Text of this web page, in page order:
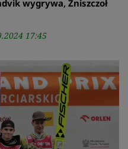
wygrywa, Zniszczoł
17:45